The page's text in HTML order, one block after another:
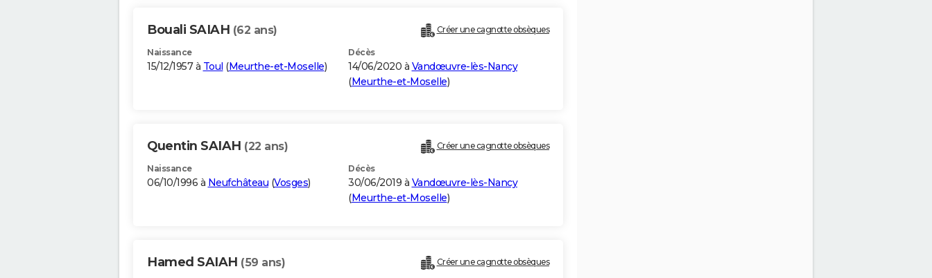
Bouali SAIAH (62 ans) Créer une cagnotte obsèques
Naissance
15/12/1957 à Toul (Meurthe-et-Moselle)
Décès
14/06/2020 à Vandœuvre-lès-Nancy
(Meurthe-et-Moselle)
Quentin SAIAH (22 ans) Créer une cagnotte obsèques
Naissance
06/10/1996 à Neufchâteau (Vosges)
Décès
30/06/2019 à Vandœuvre-lès-Nancy
(Meurthe-et-Moselle)
Hamed SAIAH (59 ans) Créer une cagnotte obsèques